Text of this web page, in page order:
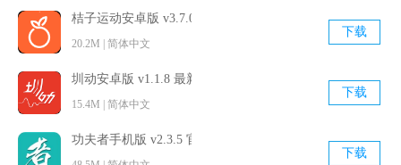
金的好机会。
16、提现功能新上线，趣步赚 钱新玩法。微信步数赚 钱赢现
金好机会。
桔子运动安卓版 v3.7.0 官方最新版
20.2M | 简体中文
下载
圳动安卓版 v1.1.8 最新免费版
15.4M | 简体中文
下载
功夫者手机版 v2.3.5 官方最新版
下载